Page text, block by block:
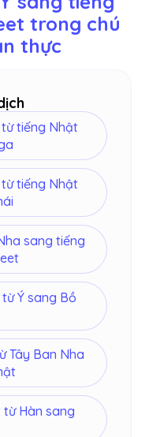
Swahili,
trong chú
thực
tiếng Nhật
tiếng Nhật
sang tiếng
Ý sang Bồ
Tây Ban Nha
Hàn sang